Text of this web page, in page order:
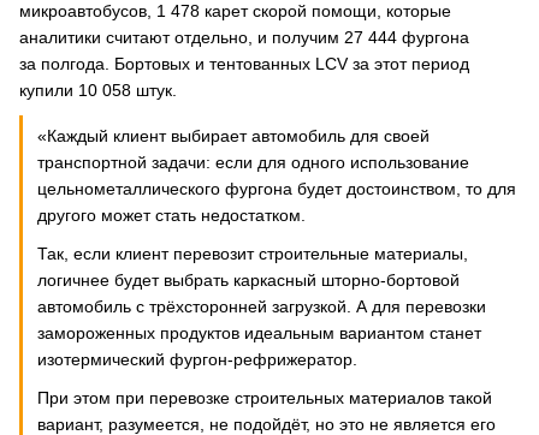
микроавтобусов, 1 478 карет скорой помощи, которые
аналитики считают отдельно, и получим 27 444 фургона
за полгода. Бортовых и тентованных LCV за этот период
купили 10 058 штук.
«Каждый клиент выбирает автомобиль для своей
транспортной задачи: если для одного использование
цельнометаллического фургона будет достоинством, то для
другого может стать недостатком.
Так, если клиент перевозит строительные материалы,
логичнее будет выбрать каркасный шторно-бортовой
автомобиль с трёхсторонней загрузкой. А для перевозки
замороженных продуктов идеальным вариантом станет
изотермический фургон-рефрижератор.
При этом при перевозке строительных материалов такой
вариант, разумеется, не подойдёт, но это не является его